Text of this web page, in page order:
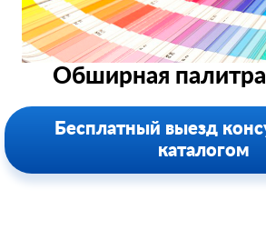
Обширная палитра
Бесплатный выезд
каталогом